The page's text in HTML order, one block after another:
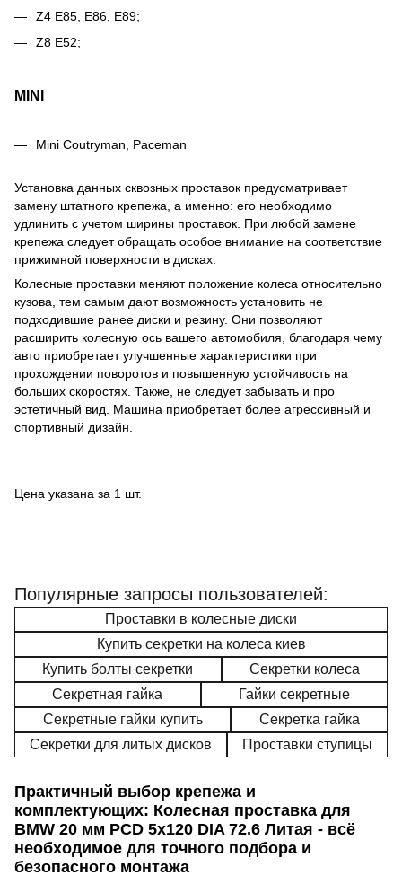
Z4 E85, E86, E89;
Z8 E52;
MINI
Mini Coutryman, Paceman
Установка данных сквозных проставок предусматривает
замену штатного крепежа, а именно: его необходимо
удлинить с учетом ширины проставок. При любой замене
крепежа следует обращать особое внимание на соответствие
прижимной поверхности в дисках.
Колесные проставки меняют положение колеса относительно
кузова, тем самым дают возможность установить не
подходившие ранее диски и резину. Они позволяют
расширить колесную ось вашего автомобиля, благодаря чему
авто приобретает улучшенные характеристики при
прохождении поворотов и повышенную устойчивость на
больших скоростях. Также, не следует забывать и про
эстетичный вид. Машина приобретает более агрессивный и
спортивный дизайн.
Цена указана за 1 шт.
Популярные запросы пользователей:
Проставки в колесные диски
Купить секретки на колеса киев
Купить болты секретки
Секретки колеса
Секретная гайка
Гайки секретные
Секретные гайки купить
Секретка гайка
Секретки для литых дисков
Проставки ступицы
Практичный выбор крепежа и
комплектующих: Колесная проставка для
BMW 20 мм PCD 5x120 DIA 72.6 Литая - всё
необходимое для точного подбора и
безопасного монтажа